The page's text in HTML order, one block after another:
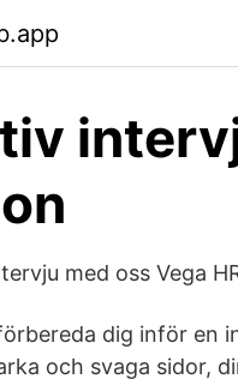
med oss Vega
dig inför en
och svaga sidor,